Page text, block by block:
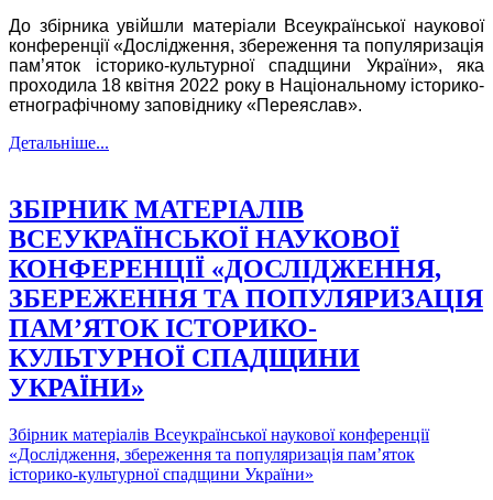
До збірника увійшли матеріали Всеукраїнської наукової
конференції «Дослідження, збереження та популяризація
пам’яток історико-культурної спадщини України», яка
проходила 18 квітня 2022 року в Національному історико-
етнографічному заповіднику «Переяслав».
Детальніше...
ЗБІРНИК МАТЕРІАЛІВ
ВСЕУКРАЇНСЬКОЇ НАУКОВОЇ
КОНФЕРЕНЦІЇ «ДОСЛІДЖЕННЯ,
ЗБЕРЕЖЕННЯ ТА ПОПУЛЯРИЗАЦІЯ
ПАМ’ЯТОК ІСТОРИКО-
КУЛЬТУРНОЇ СПАДЩИНИ
УКРАЇНИ»
Збірник матеріалів Всеукраїнської наукової конференції
«Дослідження, збереження та популяризація пам’яток
історико-культурної спадщини України»